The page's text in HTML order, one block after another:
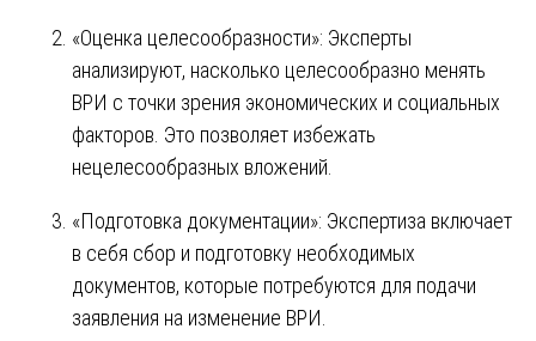
«Оценка целесообразности»: Эксперты
анализируют, насколько целесообразно менять
ВРИ с точки зрения экономических и социальных
факторов. Это позволяет избежать
нецелесообразных вложений.
«Подготовка документации»: Экспертиза включает
в себя сбор и подготовку необходимых
документов, которые потребуются для подачи
заявления на изменение ВРИ.